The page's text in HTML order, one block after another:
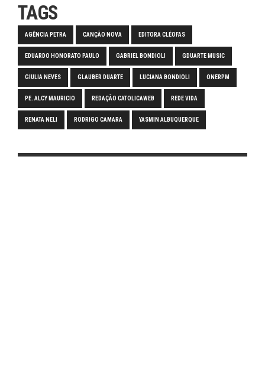
TAGS
AGÊNCIA PETRA CANÇÃO NOVA EDITORA CLÉOFAS
EDUARDO HONORATO PAULO GABRIEL BONDIOLI GDUARTE MUSIC
GIULIA NEVES GLAUBER DUARTE LUCIANA BONDIOLI ONERPM
PE. ALCY MAURICIO REDAÇÃO CATOLICAWEB REDE VIDA
RENATA NELI RODRIGO CAMARA YASMIN ALBUQUERQUE